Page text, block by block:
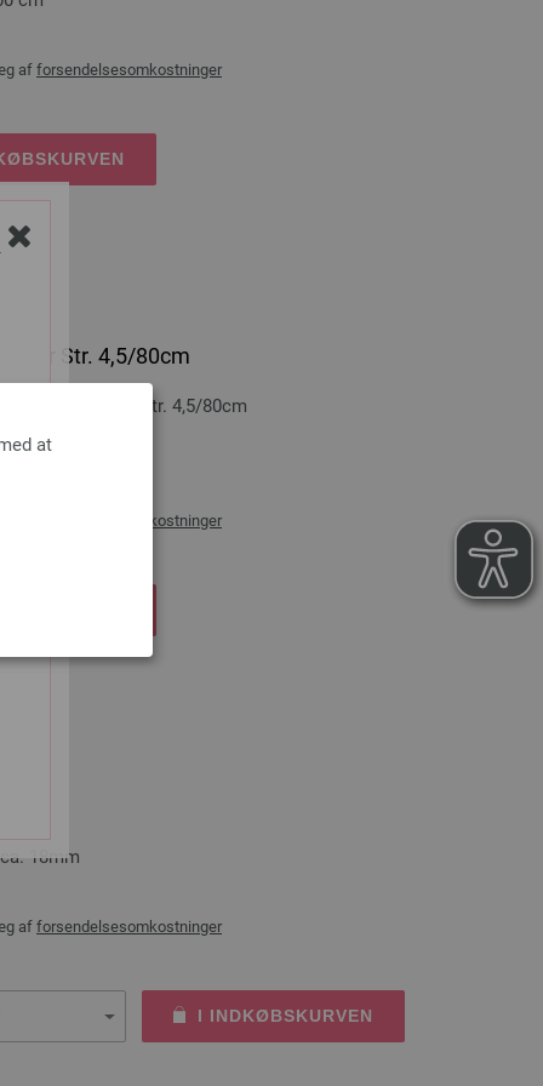
at
af forsendelsesomkostninger
Str. 4,5/80cm
Træ Multicolor Str. 4,5/80cm
cm
forsendelsesomkostninger
18mm
af forsendelsesomkostninger
I INDKØBSKURVEN